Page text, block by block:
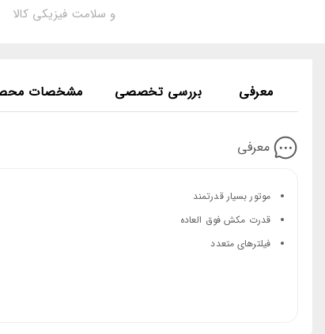
و سلامت فیزیکی کالا
معرفی بررسی تخصصی مشخصات
معرفی
موتور بسیار قدرتمند
قدرت مکش فوق العاده
فیلترهای متعدد